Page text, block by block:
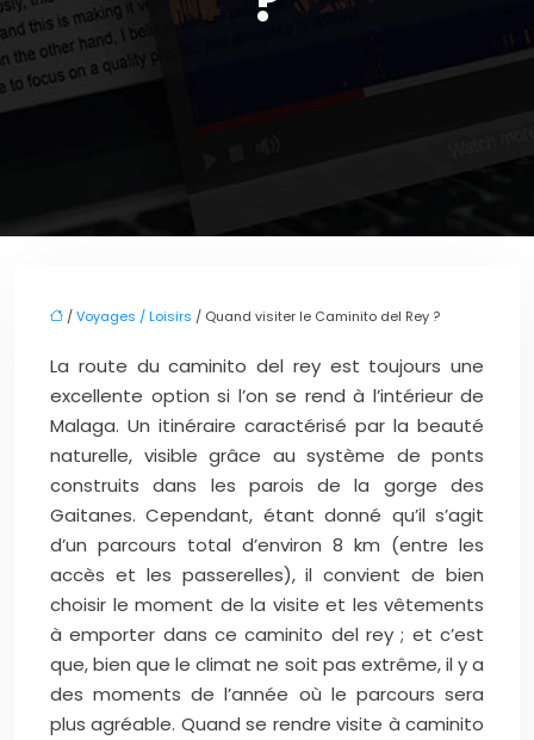
/Voyages / Loisirs / Quand visiter le Caminito del Rey ?
La route du caminito del rey est toujours une
excellente option si l’on se rend à l’intérieur de
Malaga. Un itinéraire caractérisé par la beauté
naturelle, visible grâce au système de ponts
construits dans les parois de la gorge des
Gaitanes. Cependant, étant donné qu’il s’agit
d’un parcours total d’environ 8 km (entre les
accès et les passerelles), il convient de bien
choisir le moment de la visite et les vêtements
à emporter dans ce caminito del rey ; et c’est
que, bien que le climat ne soit pas extrême, il y a
des moments de l’année où le parcours sera
plus agréable. Quand se rendre visite à caminito